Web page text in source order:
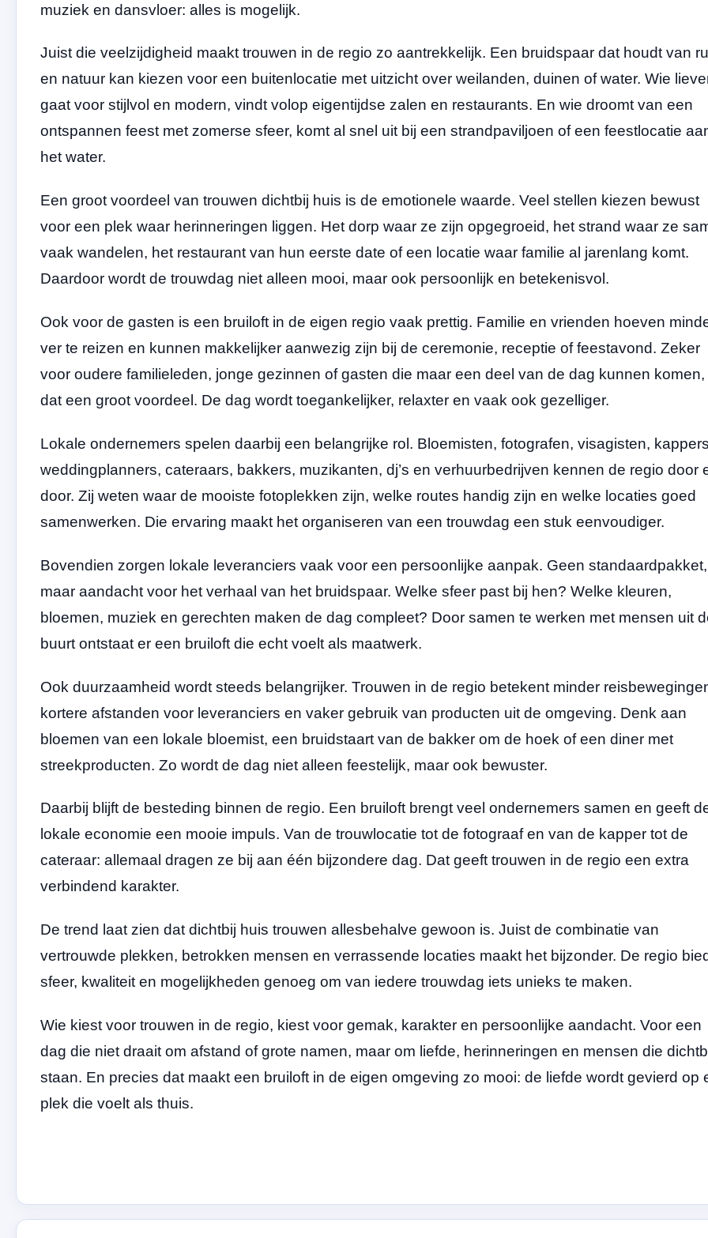
muziek en dansvloer: alles is mogelijk.
Juist die veelzijdigheid maakt trouwen in de regio zo aantrekkelijk. Een bruidspaar dat houdt van
en natuur kan kiezen voor een buitenlocatie met uitzicht over weilanden, duinen of water. Wie
gaat voor stijlvol en modern, vindt volop eigentijdse zalen en restaurants. En wie droomt van een
ontspannen feest met zomerse sfeer, komt al snel uit bij een strandpaviljoen of een feestlocatie
het water.
Een groot voordeel van trouwen dichtbij huis is de emotionele waarde. Veel stellen kiezen bewust
voor een plek waar herinneringen liggen. Het dorp waar ze zijn opgegroeid, het strand waar ze
vaak wandelen, het restaurant van hun eerste date of een locatie waar familie al jarenlang komt.
Daardoor wordt de trouwdag niet alleen mooi, maar ook persoonlijk en betekenisvol.
Ook voor de gasten is een bruiloft in de eigen regio vaak prettig. Familie en vrienden hoeven
ver te reizen en kunnen makkelijker aanwezig zijn bij de ceremonie, receptie of feestavond. Zeker
voor oudere familieleden, jonge gezinnen of gasten die maar een deel van de dag kunnen komen,
dat een groot voordeel. De dag wordt toegankelijker, relaxter en vaak ook gezelliger.
Lokale ondernemers spelen daarbij een belangrijke rol. Bloemisten, fotografen, visagisten,
weddingplanners, cateraars, bakkers, muzikanten, dj’s en verhuurbedrijven kennen de regio door
door. Zij weten waar de mooiste fotoplekken zijn, welke routes handig zijn en welke locaties goed
samenwerken. Die ervaring maakt het organiseren van een trouwdag een stuk eenvoudiger.
Bovendien zorgen lokale leveranciers vaak voor een persoonlijke aanpak. Geen standaardpakket,
maar aandacht voor het verhaal van het bruidspaar. Welke sfeer past bij hen? Welke kleuren,
bloemen, muziek en gerechten maken de dag compleet? Door samen te werken met mensen uit
buurt ontstaat er een bruiloft die echt voelt als maatwerk.
Ook duurzaamheid wordt steeds belangrijker. Trouwen in de regio betekent minder
kortere afstanden voor leveranciers en vaker gebruik van producten uit de omgeving. Denk aan
bloemen van een lokale bloemist, een bruidstaart van de bakker om de hoek of een diner met
streekproducten. Zo wordt de dag niet alleen feestelijk, maar ook bewuster.
Daarbij blijft de besteding binnen de regio. Een bruiloft brengt veel ondernemers samen en geeft
lokale economie een mooie impuls. Van de trouwlocatie tot de fotograaf en van de kapper tot de
cateraar: allemaal dragen ze bij aan één bijzondere dag. Dat geeft trouwen in de regio een extra
verbindend karakter.
De trend laat zien dat dichtbij huis trouwen allesbehalve gewoon is. Juist de combinatie van
vertrouwde plekken, betrokken mensen en verrassende locaties maakt het bijzonder. De regio
sfeer, kwaliteit en mogelijkheden genoeg om van iedere trouwdag iets unieks te maken.
Wie kiest voor trouwen in de regio, kiest voor gemak, karakter en persoonlijke aandacht. Voor een
dag die niet draait om afstand of grote namen, maar om liefde, herinneringen en mensen die
staan. En precies dat maakt een bruiloft in de eigen omgeving zo mooi: de liefde wordt gevierd op
plek die voelt als thuis.